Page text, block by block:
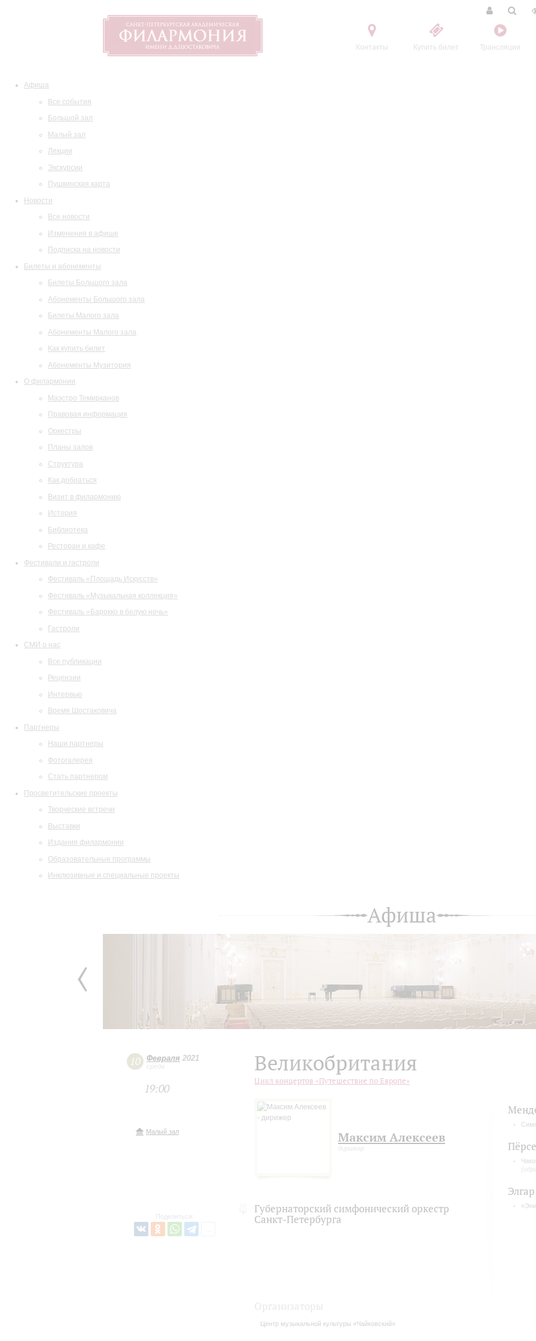
Контакты Купить билет Трансляции
Афиша
Все события
Большой зал
Малый зал
Лекции
Экскурсии
Пушкинская карта
Новости
Все новости
Изменения в афише
Подписка на новости
Билеты и абонементы
Билеты Большого зала
Абонементы Большого зала
Билеты Малого зала
Абонементы Малого зала
Как купить билет
Абонементы Музитория
О филармонии
Маэстро Темирканов
Правовая информация
Оркестры
Планы залов
Структура
Как добраться
Визит в филармонию
История
Библиотека
Ресторан и кафе
Фестивали и гастроли
Фестиваль «Площадь Искусств»
Фестиваль «Музыкальная коллекция»
Фестиваль «Барокко в белую ночь»
Гастроли
СМИ о нас
Все публикации
Рецензии
Интервью
Время Шостаковича
Партнеры
Наши партнеры
Фотогалерея
Стать партнером
Просветительские проекты
Творческие встречи
Выставки
Издания филармонии
Образовательные программы
Инклюзивные и специальные проекты
Афиша
10 Февраля 2021
среда
19:00
Малый зал
Поделиться:
Великобритания
Цикл концертов «Путешествие по Европе»
Максим Алексеев
дирижер
Губернаторский симфонический оркестр
Санкт-Петербурга
Элгар
Центр музыкальной культуры «Чайковский»